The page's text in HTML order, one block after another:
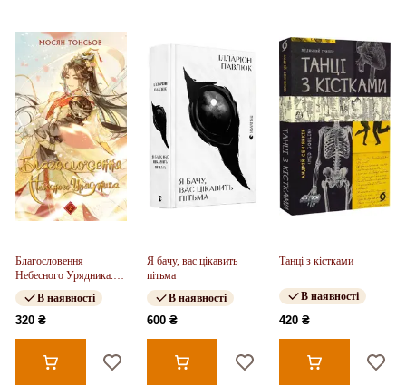
Благословення
Небесного Урядника.
Том 2
В наявності
320 ₴
Я бачу, вас цікавить
пітьма
В наявності
600 ₴
Танці з кістками
В наявності
420 ₴